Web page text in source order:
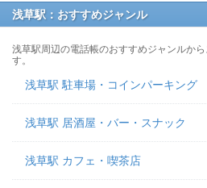
浅草駅：おすすめジャンル
浅草駅周辺の電話帳のおすすめジャンルか
す。
浅草駅 駐車場・コインパーキング
浅草駅 居酒屋・バー・スナック
浅草駅 カフェ・喫茶店